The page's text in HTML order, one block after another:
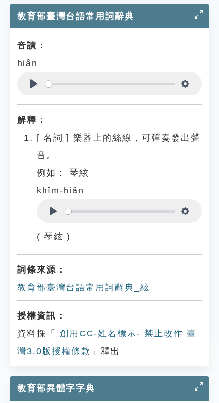
教育部臺灣台語常用詞辭典
音讀：
hiân
解釋：
[ 名詞 ] 樂器上的絲線，可彈奏發出聲
音。
例如：
琴絃
khîm-hiân
( 琴絃 )
詞條來源：
教育部臺灣台語常用詞辭典_絃
授權資訊：
資料採「
創用CC-姓名標示- 禁止改作 臺
灣3.0版授權條款 」釋出
教育部異體字字典